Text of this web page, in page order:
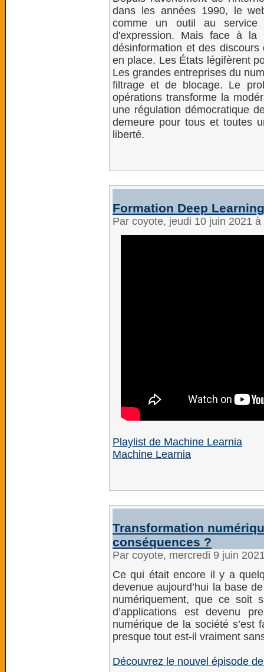
dans les années 1990, le
comme un outil au
d'expression. Mais face à la
désinformation et des
en place. Les États légifèrent
Les grandes entreprises du
filtrage et de blocage. Le
opérations transforme la
une régulation démocratique
demeure pour tous et toutes
liberté.
Formation Deep
Par coyote, jeudi 10 juin 2021
Playlist de Machine Learnia
Machine Learnia
Transformation
conséquences ?
Par coyote, mercredi 9 juin
Ce qui était encore il y a
devenue aujourd’hui la base
numériquement, que ce soit
d’applications est devenu
numérique de la société s’est
presque tout est-il vraiment
Découvrez le nouvel épisode